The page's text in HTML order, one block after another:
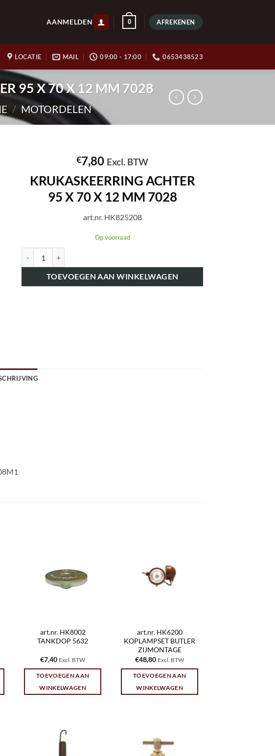
AANMELDEN 0 AFREKENEN
LOCATIE MAIL 09:00 - 17:00 0653438523
95 X 70 X 12 MM 7028
/ MOTORDELEN
€7,80 Excl. BTW
KRUKASKEERRING ACHTER
95 X 70 X 12 MM 7028
art.nr. HK825208
Op voorraad
TOEVOEGEN AAN WINKELWAGEN
art.nr. HK8002
TANKDOP 5632
€7,40 Excl. BTW
TOEVOEGEN AAN
WINKELWAGEN
art.nr. HK6200
KOPLAMPSET BUTLER
ZIJMONTAGE
€48,80 Excl. BTW
TOEVOEGEN AAN
WINKELWAGEN